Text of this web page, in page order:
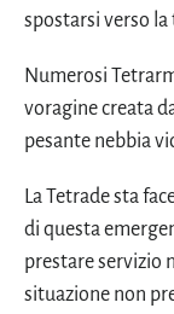
spostarsi verso
Numerosi
voragine creata
pesante nebbia
La Tetrade sta
di questa
prestare servizio
situazione non